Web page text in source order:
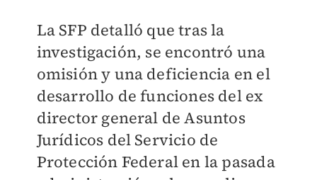
La SFP detalló que tras la
investigación, se encontró una
omisión y una deficiencia en el
desarrollo de funciones del ex
director general de Asuntos
Jurídicos del Servicio de
Protección Federal en la pasada